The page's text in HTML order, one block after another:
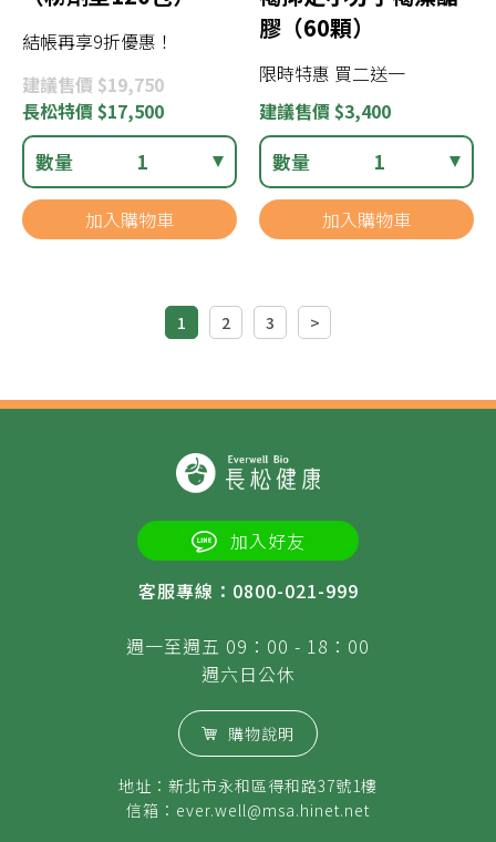
結帳再享9折優惠！
建議售價 $19,750
長松特價 $17,500
數量 1
加入購物車
膠（60顆）
限時特惠 買二送一
建議售價 $3,400
數量 1
加入購物車
1 2 3 >
購物說明
地址：新北市永和區得和路37號1樓
信箱： ever.well@msa.hinet.net
加入好友
客服專線：0800-021-999
週一至週五 09：00 - 18：00
週六日公休